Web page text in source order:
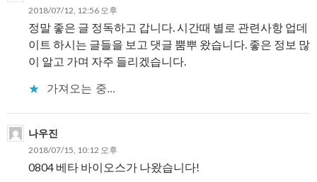
2018/07/12, 12:56 오후
정말 좋은 글 정독하고 갑니다. 시간때 별로 관련사항 업데
이트 하시는 글들을 보고 댓글 뿜뿌 왔습니다. 좋은 정보 많
이 알고 가며 자주 들리겠습니다.
가져오는 중...
나우진
2018/07/15, 10:12 오후
0804 베타 바이오스가 나왔습니다!